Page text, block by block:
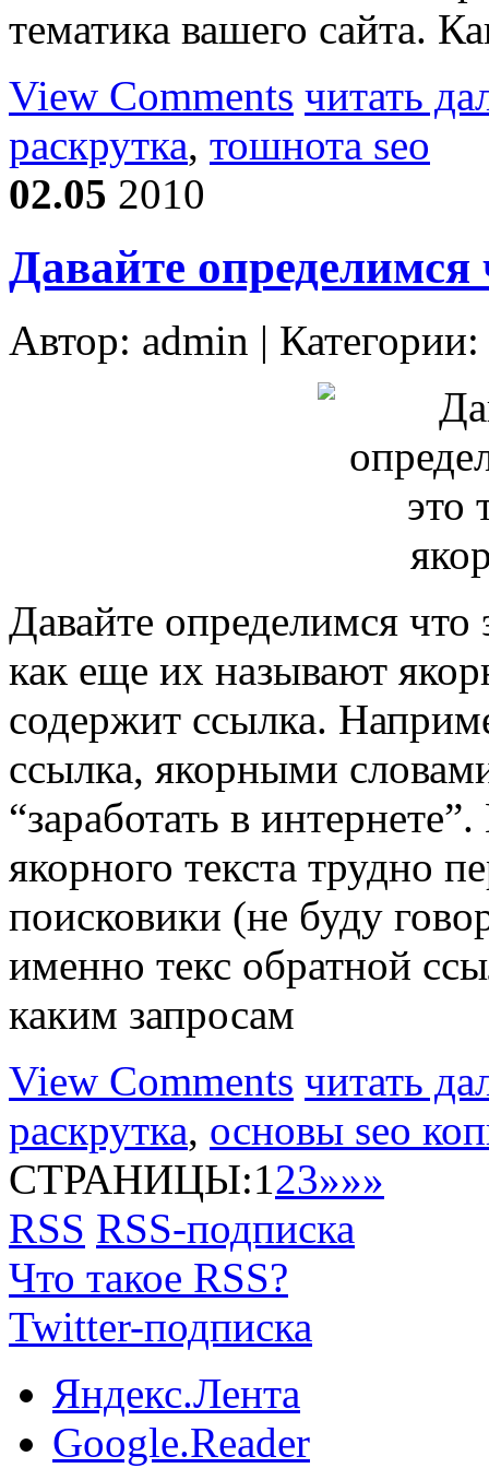
тематика вашего сайта.
View Comments читать
раскрутка, тошнота seo
02.05 2010
Давайте
Автор: admin | Категории:
Давайте определимся что
как еще их называют
содержит ссылка.
ссылка, якорными
“заработать в
якорного текста трудно
поисковики (не буду
именно текс обратной
каким запросам
View Comments читать
раскрутка, основы seo
СТРАНИЦЫ:123»»»
RSS RSS-подписка
Что такое RSS?
Twitter-подписка
Яндекс.Лента
Google.Reader